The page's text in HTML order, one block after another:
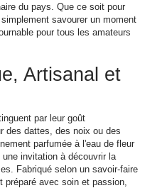
du pays. Que ce soit pour
savourer un moment
pour tous les amateurs
Artisanal et
par leur goût
des dattes, des noix ou des
parfumée à l'eau de fleur
une invitation à découvrir la
Fabriqué selon un savoir-faire
avec soin et passion,